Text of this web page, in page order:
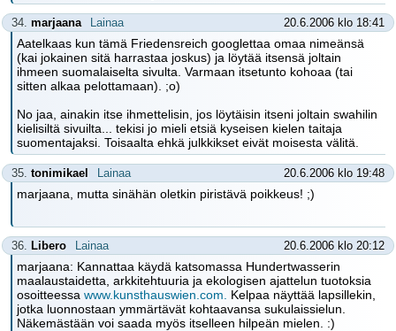
34. marjaana Lainaa 20.6.2006 klo 18:41
Aatelkaas kun tämä Friedensreich googlettaa omaa nimeänsä
(kai jokainen sitä harrastaa joskus) ja löytää itsensä joltain
ihmeen suomalaiselta sivulta. Varmaan itsetunto kohoaa (tai
sitten alkaa pelottamaan). ;o)
No jaa, ainakin itse ihmettelisin, jos löytäisin itseni joltain swahilin
kielisiltä sivuilta... tekisi jo mieli etsiä kyseisen kielen taitaja
suomentajaksi. Toisaalta ehkä julkkikset eivät moisesta välitä.
35. tonimikael Lainaa 20.6.2006 klo 19:48
marjaana, mutta sinähän oletkin piristävä poikkeus! ;)
36. Libero Lainaa 20.6.2006 klo 20:12
marjaana: Kannattaa käydä katsomassa Hundertwasserin
maalaustaidetta, arkkitehtuuria ja ekologisen ajattelun tuotoksia
osoitteessa www.kunsthauswien.com.
Kelpaa näyttää lapsillekin,
jotka luonnostaan ymmärtävät kohtaavansa sukulaissielun.
Näkemästään voi saada myös itselleen hilpeän mielen. :)